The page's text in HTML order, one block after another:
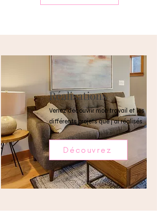
Réalisations
Venez découvrir mon travail et les
différents projets que j'ai réalisés.
Découvrez